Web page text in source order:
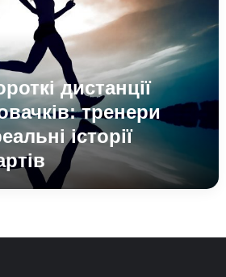
дистанції
тренери
історії